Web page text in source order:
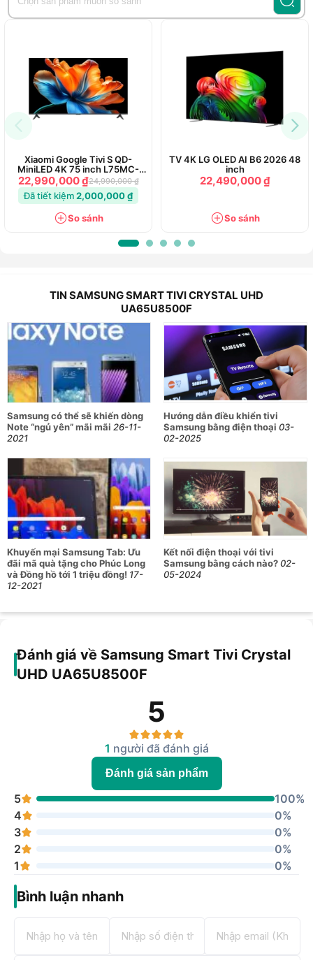
Xiaomi Google Tivi S QD-
MiniLED 4K 75 inch L75MC-
SSEA
22,990,000 ₫24,990,000 ₫
Đã tiết kiệm2,000,000 ₫
So sánh
TV 4K LG OLED AI B6 2026 48
inch
22,490,000 ₫
So sánh
TIN SAMSUNG SMART TIVI CRYSTAL UHD
UA65U8500F
Samsung có thể sẽ khiến dòng
Note “ngủ yên” mãi mãi 26-11-
2021
Hướng dẫn điều khiển tivi
Samsung bằng điện thoại 03-
02-2025
Khuyến mại Samsung Tab: Ưu
đãi mã quà tặng cho Phúc Long
và Đồng hồ tới 1 triệu đồng! 17-
12-2021
Kết nối điện thoại với tivi
Samsung bằng cách nào?02-
05-2024
Đánh giá về Samsung Smart Tivi Crystal
UHD UA65U8500F
5
1 người đã đánh giá
Đánh giá sản phẩm
5
100%
4
0%
3
0%
2
0%
1
0%
Bình luận nhanh